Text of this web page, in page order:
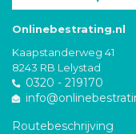
Onlinebestrating.nl
Kaapstanderweg 41
8243 RB Lelystad
0320 - 219170
Routebeschrijving